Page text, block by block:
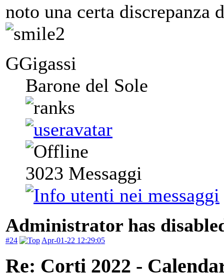
noto una certa
GGigassi
Barone del Sole
3023 Messaggi
Administrator has
#24 Apr-01-22 12:29:05
Re: Corti 2022 -